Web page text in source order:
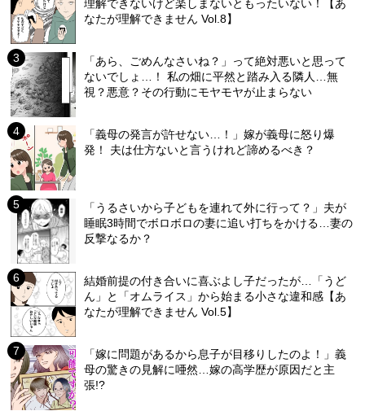
理解できないけど楽しまないともったいない！【あ
なたが理解できません Vol.8】
「あら、ごめんなさいね？」って絶対悪いと思って
ないでしょ…！ 私の畑に平然と踏み入る隣人…無
視？悪意？その行動にモヤモヤが止まらない
「義母の発言が許せない…！」嫁が義母に怒り爆
発！ 夫は仕方ないと言うけれど諦めるべき？
「うるさいから子どもを連れて外に行って？」夫が
睡眠3時間でボロボロの妻に追い打ちをかける…妻の
反撃なるか？
結婚前提の付き合いに喜ぶよし子だったが…「うど
ん」と「オムライス」から始まる小さな違和感【あ
なたが理解できません Vol.5】
「嫁に問題があるから息子が目移りしたのよ！」義
母の驚きの見解に唖然…嫁の高学歴が原因だと主
張!?